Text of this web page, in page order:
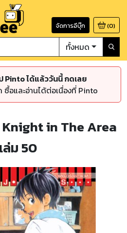
จัดการอีบุ๊ก (0)
ทั้งหมด
Pinto ได้แล้ววันนี้ กดเลย
อและอ่านได้ต่อเนื่องที่ Pinto
in The Area
เล่ม 50